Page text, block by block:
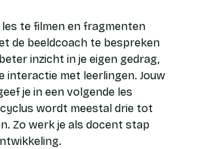
les te filmen en fragmenten
de beeldcoach te bespreken
inzicht in je eigen gedrag,
interactie met leerlingen. Jouw
je in een volgende les
wordt meestal drie tot
Zo werk je als docent stap